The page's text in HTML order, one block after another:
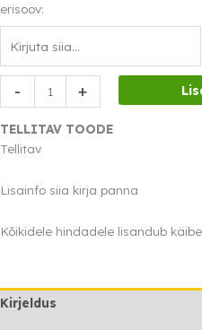
erisoov:
-
ümmargune
laud
Ø120cm
+
TELLITAV TOODE
Tellitav
Lisainfo siia kirja panna
Kõikidele hindadele lisandub
Kirjeldus